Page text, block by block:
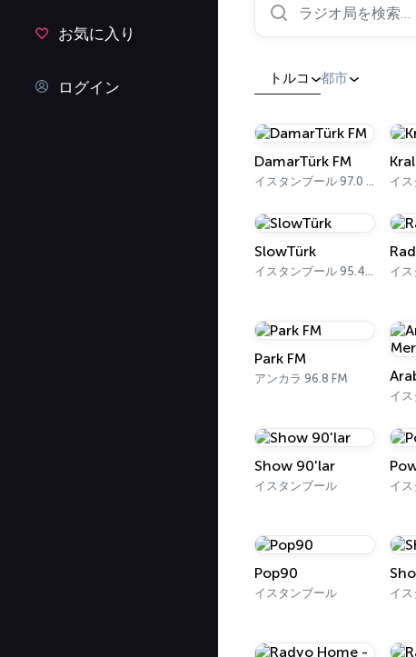
お気に入り
ログイン トルコ 都市
DamarTürk FM
イスタンブール 97.0 FM
SlowTürk
イスタンブール 95.4 FM
Park FM
アンカラ 96.8 FM
イ
Show 90'lar
イスタンブール
Pop90
イスタンブール